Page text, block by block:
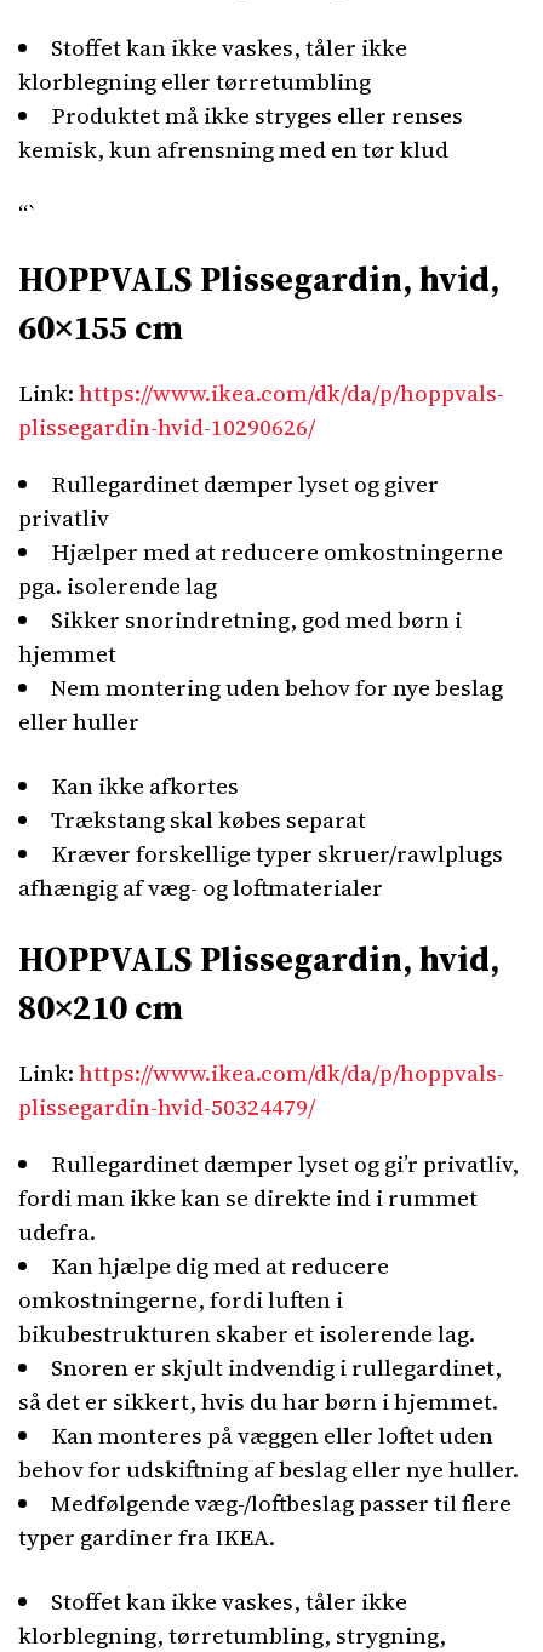
Stoffet kan ikke vaskes, tåler ikke
klorblegning eller tørretumbling
Produktet må ikke stryges eller renses
kemisk, kun afrensning med en tør klud
“`
HOPPVALS Plissegardin, hvid,
60×155 cm
Link:https://www.ikea.com/dk/da/p/hoppvals-
plissegardin-hvid-10290626/
Rullegardinet dæmper lyset og giver
privatliv
Hjælper med at reducere omkostningerne
pga. isolerende lag
Sikker snorindretning, god med børn i
hjemmet
Nem montering uden behov for nye beslag
eller huller
Kan ikke afkortes
Trækstang skal købes separat
Kræver forskellige typer skruer/rawlplugs
afhængig af væg- og loftmaterialer
HOPPVALS Plissegardin, hvid,
80×210 cm
Link:https://www.ikea.com/dk/da/p/hoppvals-
plissegardin-hvid-50324479/
Rullegardinet dæmper lyset og gi’r privatliv,
fordi man ikke kan se direkte ind i rummet
udefra.
Kan hjælpe dig med at reducere
omkostningerne, fordi luften i
bikubestrukturen skaber et isolerende lag.
Snoren er skjult indvendig i rullegardinet,
så det er sikkert, hvis du har børn i hjemmet.
Kan monteres på væggen eller loftet uden
behov for udskiftning af beslag eller nye huller.
Medfølgende væg-/loftbeslag passer til flere
typer gardiner fra IKEA.
Stoffet kan ikke vaskes, tåler ikke
klorblegning, tørretumbling, strygning,